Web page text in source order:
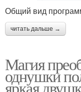
Общий вид
читать дальше →
Магия
однушки